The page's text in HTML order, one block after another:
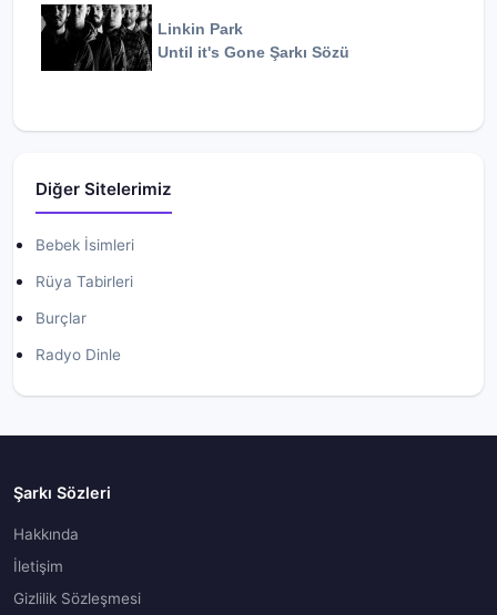
Linkin Park
Until it's Gone Şarkı Sözü
Diğer Sitelerimiz
Bebek İsimleri
Rüya Tabirleri
Burçlar
Radyo Dinle
Şarkı Sözleri
Hakkında
İletişim
Gizlilik Sözleşmesi